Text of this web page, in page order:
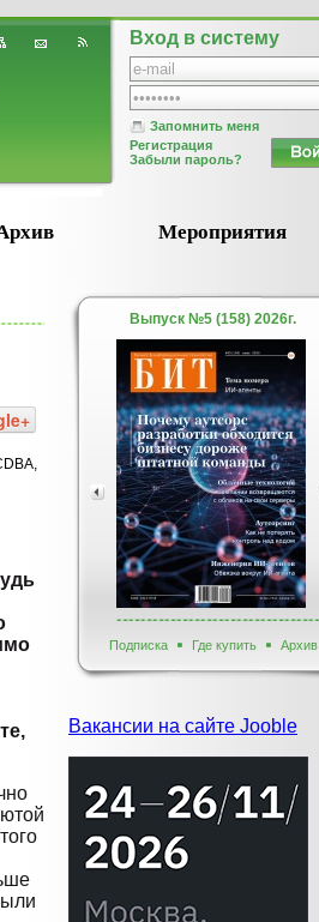
Вход в систему
Запомнить меня
Регистрация
Забыли пароль?
Мероприятия
Выпуск №5 (158) 2026г.
Подписка Где купить Архив
Вакансии на сайте Jooble